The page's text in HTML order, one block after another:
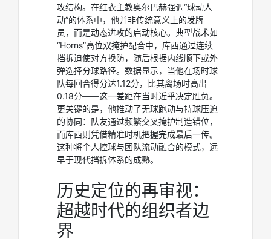
攻结构。在红衣主教奥尔巴赫强调“球动人
动”的体系中，他并非传统意义上的发牌
员，而是动态进攻的启动核心。典型战术如
“Horns”高位双掩护配合中，库西通过连续
挡拆迫使对方换防，随后根据内线顺下或外
弹选择分球路径。数据显示，当他在场时球
队每回合得分达1.12分，比其离场时高出
0.18分——这一差距在当时近乎决定胜负。
更关键的是，他推动了无球跑动与持球压迫
的协同：队友通过频繁交叉掩护制造错位，
而库西则凭借精准时机把握完成最后一传。
这种将个人控球与团队流动融合的模式，远
早于现代挡拆体系的成熟。
历史定位的再审视：
超越时代的组织者边
界